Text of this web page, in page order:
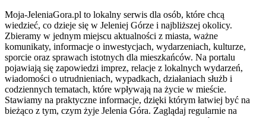
Moja-JeleniaGora.pl to lokalny serwis dla osób, które chcą
wiedzieć, co dzieje się w Jeleniej Górze i najbliższej okolicy.
Zbieramy w jednym miejscu aktualności z miasta, ważne
komunikaty, informacje o inwestycjach, wydarzeniach, kulturze,
sporcie oraz sprawach istotnych dla mieszkańców. Na portalu
pojawiają się zapowiedzi imprez, relacje z lokalnych wydarzeń,
wiadomości o utrudnieniach, wypadkach, działaniach służb i
codziennych tematach, które wpływają na życie w mieście.
Stawiamy na praktyczne informacje, dzięki którym łatwiej być na
bieżąco z tym, czym żyje Jelenia Góra. Zaglądaj regularnie na